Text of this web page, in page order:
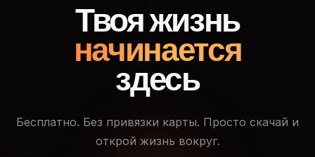
Твоя жизнь
начинается
здесь
Бесплатно. Без привязки карты. Просто скачай и
открой жизнь вокруг.